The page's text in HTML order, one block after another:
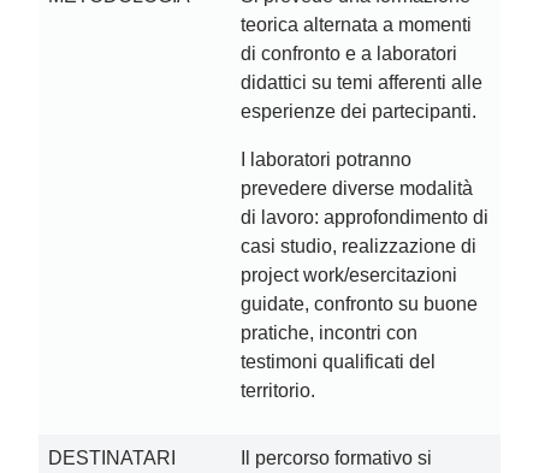
teorica alternata a momenti
di confronto e a laboratori
didattici su temi afferenti alle
esperienze dei partecipanti.
I laboratori potranno
prevedere diverse modalità
di lavoro: approfondimento di
casi studio, realizzazione di
project work/esercitazioni
guidate, confronto su buone
pratiche, incontri con
testimoni qualificati del
territorio.
DESTINATARI
Il percorso formativo si